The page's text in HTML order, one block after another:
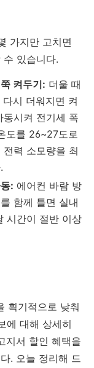
가지만 고치면
있습니다.
켜두기: 더울 때
시 더워지면 켜
시켜 전기세 폭
도를 26~27도로
력 소모량을 최
: 에어컨 바람 방
함께 틀면 실내
시간이 절반 이상
획기적으로 낮춰
에 대해 상세히
지서 할인 혜택을
. 오늘 정리해 드